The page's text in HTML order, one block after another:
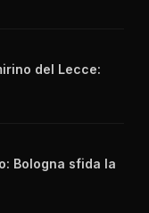
del Lecce:
Bologna sfida la